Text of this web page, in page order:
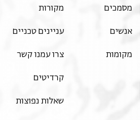
מסמכים
אנשים
מקומות
מקורות
עניינים טכניים
צרו עמנו קשר
קרדיטים
שאלות נפוצות